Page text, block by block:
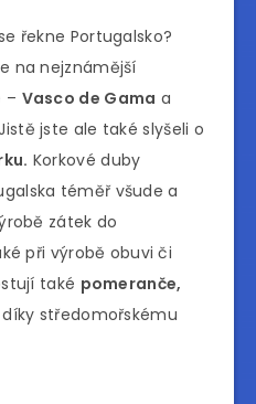
řekne Portugalsko?
na nejznámější
– Vasco de Gama a
jste ale také slyšeli o
Korkové duby
téměř všude a
zátek do
při výrobě obuvi či
také pomeranče,
středomořskému